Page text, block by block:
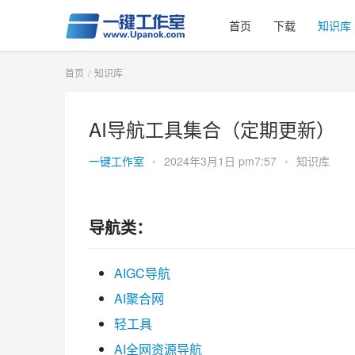
首页 下载 知识库
首页 知识库
AI导航工具集合（定期更新）
一键工作室 • 2024年3月1日 pm7:57 • 知识库
导航类：
AIGC导航
AI聚合网
轻工具
AI全网资源导航